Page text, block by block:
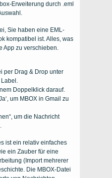
Erweiterung durch .eml
Sie haben eine EML-
kompatibel ist. Alles, was
App zu verschieben.
per Drag & Drop unter
Doppelklick darauf.
um MBOX in Gmail zu
um die Nachricht
ist ein relativ einfaches
ein Zauber für eine
(Import mehrerer
Die MBOX-Datei